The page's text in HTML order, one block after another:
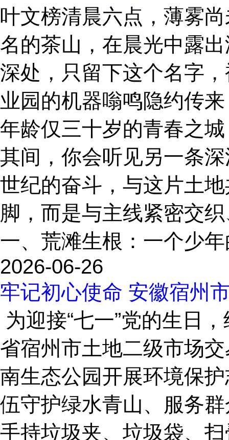
叶文榜清晨六点，薄雾
名的茶山，在晨光中露
深处，只留下这个名字
业园的机器嗡鸣隐约传
年龄仅三十岁的青春之
其间，你会听见另一条
世纪的奋斗，与这片土
脚，而是与主线紧密交
一、荒滩生根：一个少
2026-06-26
牢记初心使命 安徽宿州
为迎接“七一”党的生日
省宿州市土地二级市场
南生态公园开展环境保
伍守护绿水青山、服务
手持垃圾夹、垃圾袋、